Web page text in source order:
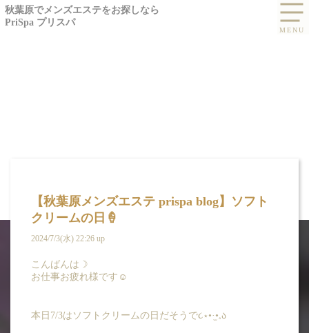
秋葉原でメンズエステをお探しなら
PriSpa プリスパ
【秋葉原メンズエステ prispa blog】ソフト
クリームの日🍦
2024/7/3(水) 22:26 up
こんばんは☽
お仕事お疲れ様です☺️
本日7/3はソフトクリームの日だそうで૮⋆•·̫•𓈒ა